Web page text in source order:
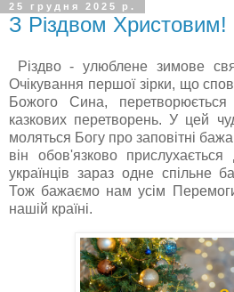
25 грудня 2025 р.
З Різдвом Христовим!
Різдво - улюблене зимове
Очікування першої зірки, що
Божого Сина,
казкових перетворень. У цей
моляться Богу про заповітні
він обов'язково
українців зараз одне
Тож бажаємо нам усім
нашій країні.